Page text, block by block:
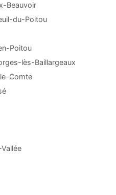
Beauvoir
du-Poitou
Poitou
lès-Baillargeaux
Comte